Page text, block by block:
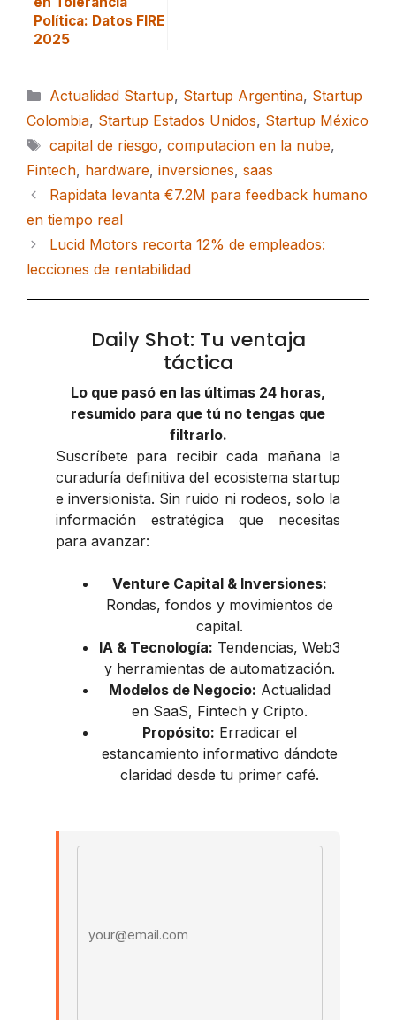
Política: Datos FIRE
2025
Categorías
Actualidad Startup, Startup Argentina, Startup
Colombia, Startup Estados Unidos, Startup México
Etiquetas
capital de riesgo, computacion en la nube,
Fintech, hardware, inversiones, saas
Rapidata levanta €7.2M para feedback humano
en tiempo real
Lucid Motors recorta 12% de empleados:
lecciones de rentabilidad
Daily Shot: Tu ventaja
táctica
Lo que pasó en las últimas 24 horas,
resumido para que tú no tengas que
filtrarlo.
Suscríbete para recibir cada mañana la
curaduría definitiva del ecosistema startup
e inversionista. Sin ruido ni rodeos, solo la
información estratégica que necesitas
para avanzar:
Venture Capital & Inversiones:
Rondas, fondos y movimientos de
capital.
IA & Tecnología: Tendencias, Web3
y herramientas de automatización.
Modelos de Negocio: Actualidad
en SaaS, Fintech y Cripto.
Propósito: Erradicar el
estancamiento informativo dándote
claridad desde tu primer café.